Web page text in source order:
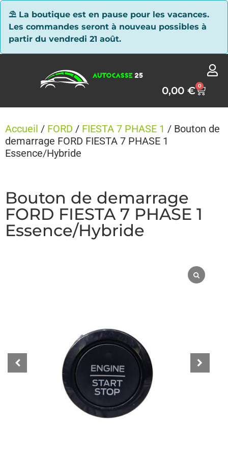
⛱ La boutique est en pause pour les vacances.
Les commandes seront à nouveau possibles à
partir du vendredi 21 août.
0,00€ 0
Accueil / FORD / FIESTA 7 PHASE 1 / Bouton de
demarrage FORD FIESTA 7 PHASE 1
Essence/Hybride
Bouton de demarrage
FORD FIESTA 7 PHASE 1
Essence/Hybride
Panneau de gestion des cookies